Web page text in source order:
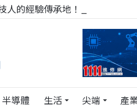
人的經驗傳承地！在 Pei Pei 科
半導體 生活 尖端 產